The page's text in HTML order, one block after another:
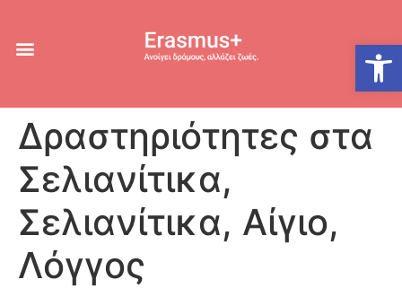
Δραστηριότητες στα
Σελιανίτικα,
Σελιανίτικα, Αίγιο,
Λόγγος